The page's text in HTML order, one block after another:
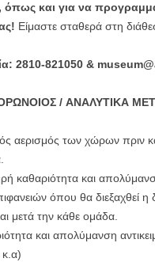
όπως και για να
Είμαστε σταθερά στη
2810-821050 &
/ ΑΝΑΛΥΤΙΚΑ
αερισμός των χώρων πριν
καθαριότητα και
όπου θα διεξαχθεί η
μετά την κάθε ομάδα.
και απολύμανση